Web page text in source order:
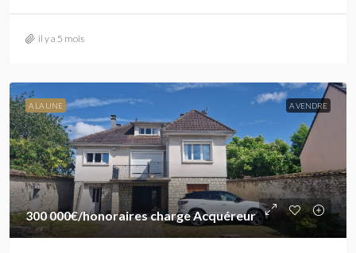
il y a 5 mois
A LA UNE A VENDRE
300 000€/honoraires charge Acquéreur